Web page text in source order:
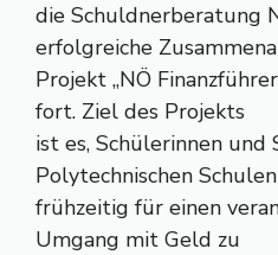
die Schuldnerberatung
erfolgreiche
Projekt „NÖ
fort. Ziel des Projekts
ist es, Schülerinnen und
Polytechnischen Schulen
frühzeitig für einen
Umgang mit Geld zu